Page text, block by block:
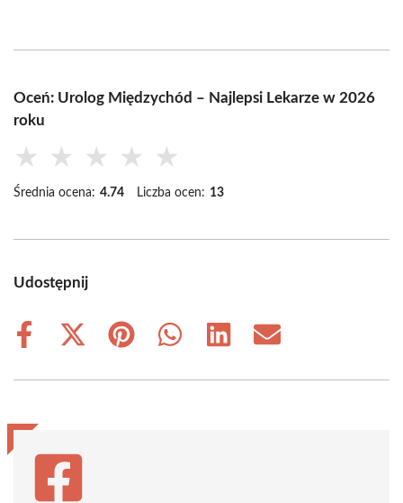
Oceń: Urolog Międzychód – Najlepsi Lekarze w 2026
roku
★ ★ ★ ★ ★
Średnia ocena: 4.74 Liczba ocen: 13
Udostępnij
Share
Share
(Twitter)
Share
Share
Share
Share